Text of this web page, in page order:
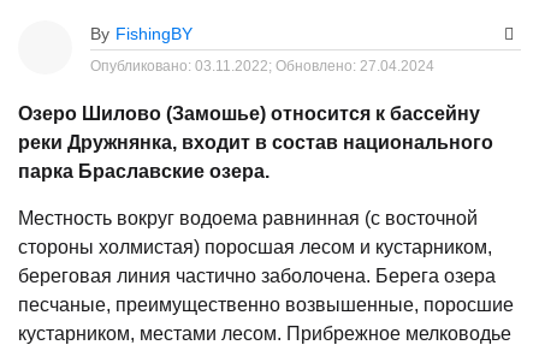
By FishingBY
Опубликовано: 03.11.2022; Обновлено: 27.04.2024
Озеро Шилово (Замошье) относится к бассейну
реки Дружнянка, входит в состав национального
парка Браславские озера.
Местность вокруг водоема равнинная (с восточной
стороны холмистая) поросшая лесом и кустарником,
береговая линия частично заболочена. Берега озера
песчаные, преимущественно возвышенные, поросшие
кустарником, местами лесом. Прибрежное мелководье